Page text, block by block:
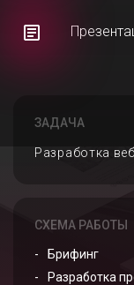
ЗАДАЧА
Разработка
СХЕМА РАБОТЫ
Брифинг
Разработка